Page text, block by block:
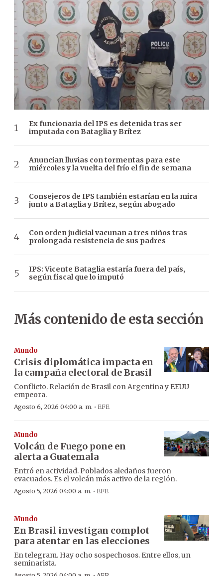
Ex funcionaria del IPS es detenida tras ser
imputada con Bataglia y Brítez
Anuncian lluvias con tormentas para este
miércoles y la vuelta del frío el fin de semana
Consejeros de IPS también estarían en la mira
junto a Bataglia y Brítez, según abogado
Con orden judicial vacunan a tres niños tras
prolongada resistencia de sus padres
IPS: Vicente Bataglia estaría fuera del país,
según fiscal que lo imputó
Más contenido de esta sección
Mundo
Crisis diplomática impacta en
la campaña electoral de Brasil
Conflicto. Relación de Brasil con Argentina y EEUU
empeora.
Agosto 6, 2026 04:00 a. m. · EFE
Mundo
Volcán de Fuego pone en
alerta a Guatemala
Entró en actividad. Poblados aledaños fueron
evacuados. Es el volcán más activo de la región.
Agosto 5, 2026 04:00 a. m. · EFE
Mundo
En Brasil investigan complot
para atentar en las elecciones
En telegram. Hay ocho sospechosos. Entre ellos, un
seminarista.